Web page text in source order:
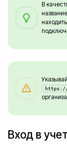
В
Вход в